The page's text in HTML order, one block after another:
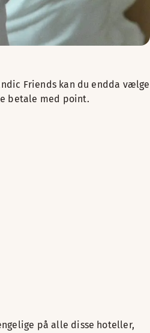
Friends kan du endda vælge
betale med point.
på alle disse hoteller,